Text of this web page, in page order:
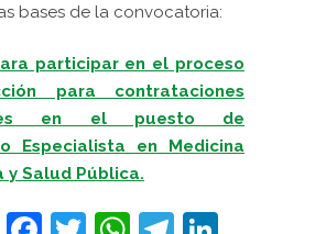
bases de la convocatoria:
participar en el proceso
para contrataciones
en el puesto de
Especialista en Medicina
y Salud Pública.